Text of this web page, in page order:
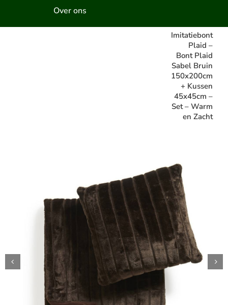
Over ons
Imitatiebont
Plaid –
Bont Plaid
Sabel Bruin
150x200cm
+ Kussen
45x45cm –
Set – Warm
en Zacht